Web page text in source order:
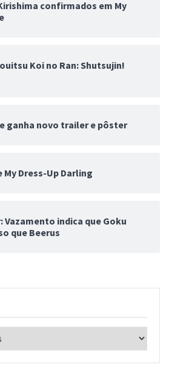
confirmados em My
Koi no Ran: Shutsujin!
ganha novo trailer e pôster
Dress-Up Darling
Vazamento indica que Goku
que Beerus